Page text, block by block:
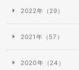
2022年（29）
2021年（57）
2020年（24）